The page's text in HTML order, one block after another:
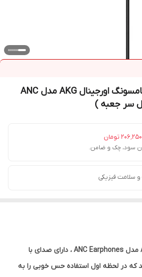
هندزفری سیم دار سامسونگ اورجینال AKG مدل ANC
۲۰۶٬۲۵۰ تومان
سلامت فیزیکی
گوشی های هندزفری AKG مدل ANC Earphones ، دارای صدای با
که در لحظه اول استفاده حس خوبی را به